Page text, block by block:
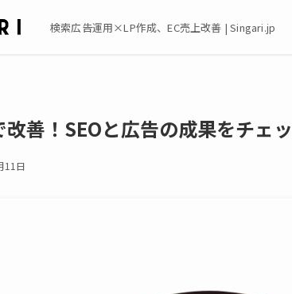
検索広告運用×LP作成、EC売上改善 | Singari.jp
改善！SEOと広告の成果をチェ
11日